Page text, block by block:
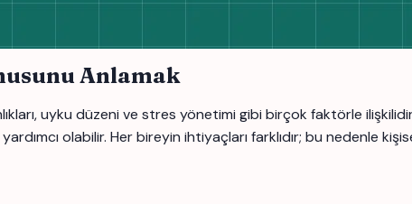
Anlamak
uyku düzeni ve stres yönetimi gibi birçok faktörle
olabilir. Her bireyin ihtiyaçları farklıdır; bu nedenle